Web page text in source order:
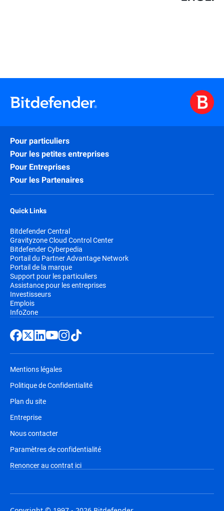
Pour particuliers
Pour les petites entreprises
Pour Entreprises
Pour les Partenaires
Quick Links
Bitdefender Central
Gravityzone Cloud Control Center
Bitdefender Cyberpedia
Portail du Partner Advantage Network
Portail de la marque
Support pour les particuliers
Assistance pour les entreprises
Investisseurs
Emplois
InfoZone
Mentions légales
Politique de Confidentialité
Plan du site
Entreprise
Nous contacter
Paramètres de confidentialité
Renoncer au contrat ici